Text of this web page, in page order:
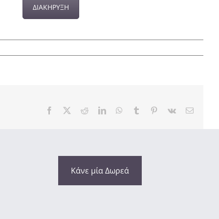
ΔΙΑΚΗΡΥΞΗ
Facebook RedditLinkedInWhatsApp
Tumblr Pinterest
Vk Email
Κάνε μία Δωρεά